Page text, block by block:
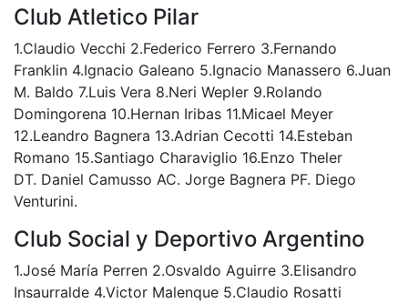
Club Atletico Pilar
1.Claudio Vecchi 2.Federico Ferrero 3.Fernando
Franklin 4.Ignacio Galeano 5.Ignacio Manassero 6.Juan
M. Baldo 7.Luis Vera 8.Neri Wepler 9.Rolando
Domingorena 10.Hernan Iribas 11.Micael Meyer
12.Leandro Bagnera 13.Adrian Cecotti 14.Esteban
Romano 15.Santiago Charaviglio 16.Enzo Theler
DT. Daniel Camusso AC. Jorge Bagnera PF. Diego
Venturini.
Club Social y Deportivo Argentino
1.José María Perren 2.Osvaldo Aguirre 3.Elisandro
Insaurralde 4.Victor Malenque 5.Claudio Rosatti